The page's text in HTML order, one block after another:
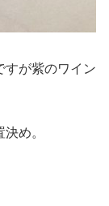
すが紫のワイン
め。